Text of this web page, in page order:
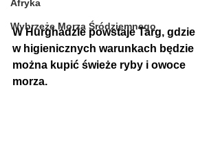
Afryka
Wybrzeże Morza Śródziemnego
W Hurghadzie powstaje Targ, gdzie
w higienicznych warunkach będzie
można kupić świeże ryby i owoce
morza.